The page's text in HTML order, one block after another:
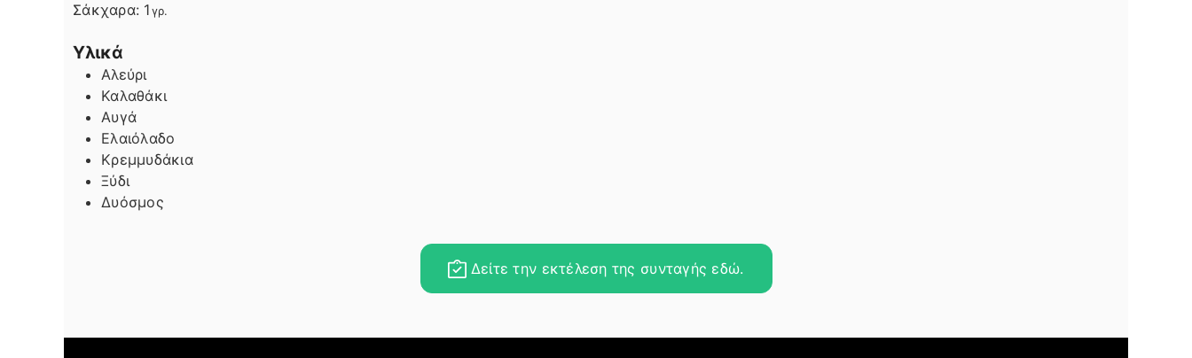
Σάκχαρα: 1γρ.
Υλικά
Αλεύρι
Καλαθάκι
Αυγά
Ελαιόλαδο
Κρεμμυδάκια
Ξύδι
Δυόσμος
Δείτε την εκτέλεση της συνταγής εδώ.